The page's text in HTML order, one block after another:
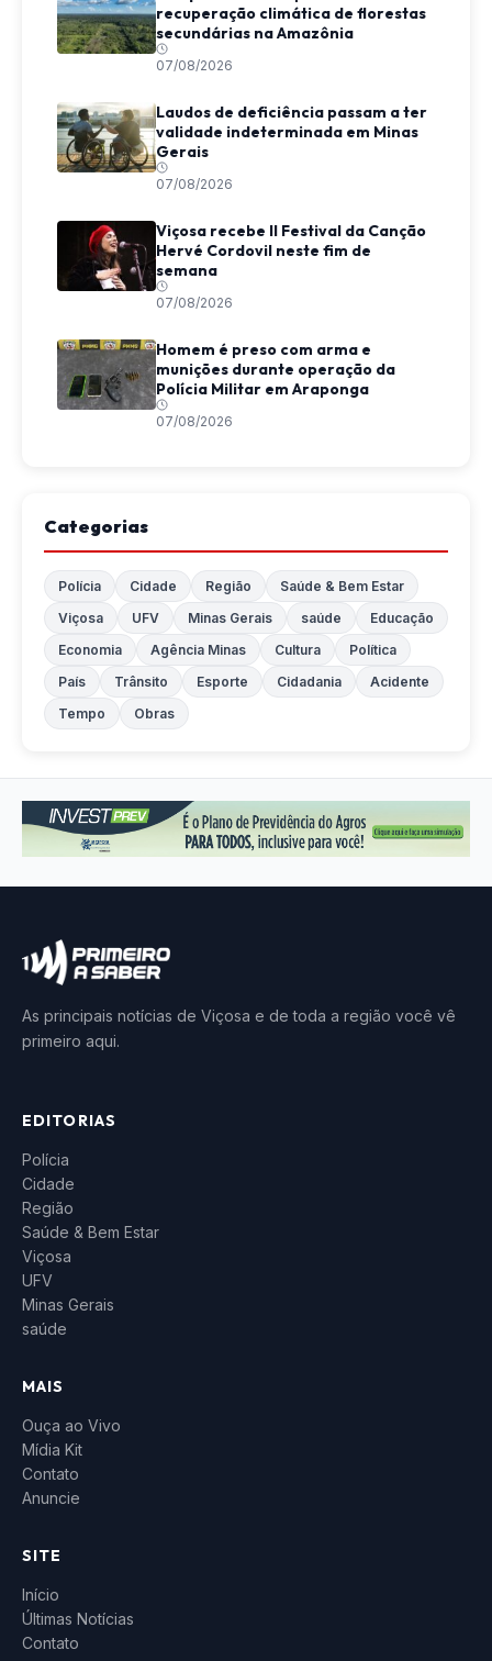
recuperação climática de florestas
secundárias na Amazônia
07/08/2026
Laudos de deficiência passam a ter
validade indeterminada em Minas
Gerais
07/08/2026
Viçosa recebe II Festival da Canção
Hervé Cordovil neste fim de
semana
07/08/2026
Homem é preso com arma e
munições durante operação da
Polícia Militar em Araponga
07/08/2026
Categorias
Polícia Cidade Região
Saúde & Bem Estar
Viçosa
UFV Minas Gerais saúde
Educação
Economia
Agência Minas Cultura
Política
País
Trânsito Esporte Cidadania
Acidente
Tempo
Obras
As principais notícias de Viçosa e de toda a região você vê
primeiro aqui.
EDITORIAS
Polícia
Cidade
Região
Saúde & Bem Estar
Viçosa
UFV
Minas Gerais
saúde
MAIS
Ouça ao Vivo
Mídia Kit
Contato
Anuncie
SITE
Início
Últimas Notícias
Contato